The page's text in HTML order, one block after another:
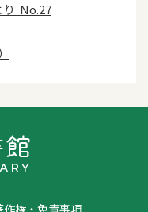
り No.27
作権・免責事項